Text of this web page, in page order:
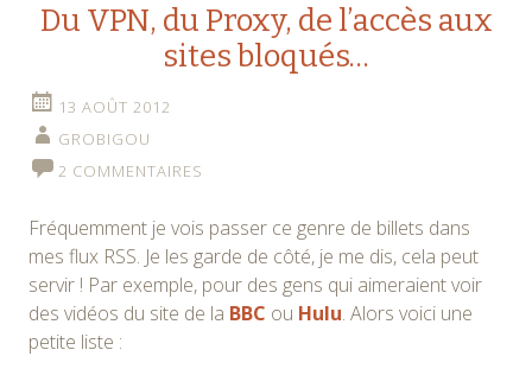
Du VPN, du Proxy, de l’accès aux
sites bloqués…
13 AOÛT 2012
GROBIGOU
2 COMMENTAIRES
Fréquemment je vois passer ce genre de billets dans
mes flux RSS. Je les garde de côté, je me dis, cela peut
servir ! Par exemple, pour des gens qui aimeraient voir
des vidéos du site de la BBC ou Hulu. Alors voici une
petite liste :